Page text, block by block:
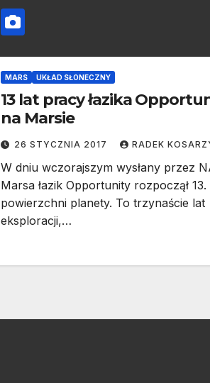
MARS UKŁAD SŁONECZNY
13 lat pracy łazika
na Marsie
26 STYCZNIA 2017 RADEK
W dniu wczorajszym wysłany przez
Marsa łazik Opportunity rozpoczął
powierzchni planety. To trzynaście lat
eksploracji,…